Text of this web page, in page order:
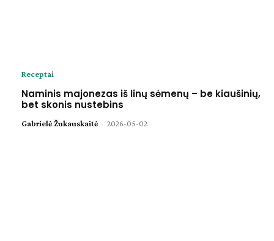
Receptai
Naminis majonezas iš linų sėmenų – be kiaušinių,
bet skonis nustebins
Gabrielė Žukauskaitė - 2026-05-02